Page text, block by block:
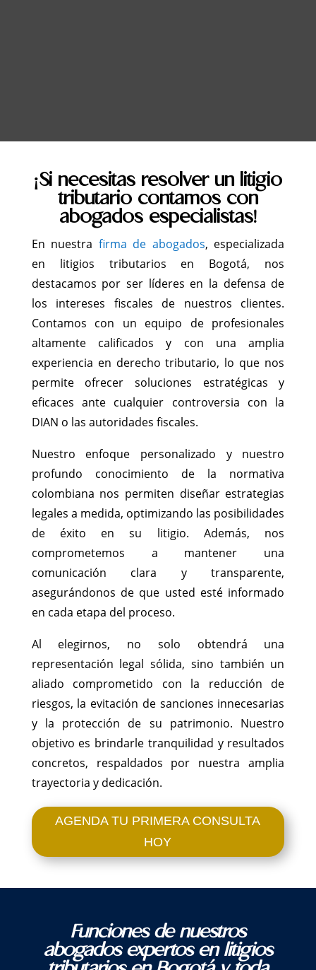
¡Si necesitas resolver un litigio
tributario contamos con
abogados especialistas!
En nuestra firma de abogados, especializada
en litigios tributarios en Bogotá, nos
destacamos por ser líderes en la defensa de
los intereses fiscales de nuestros clientes.
Contamos con un equipo de profesionales
altamente calificados y con una amplia
experiencia en derecho tributario, lo que nos
permite ofrecer soluciones estratégicas y
eficaces ante cualquier controversia con la
DIAN o las autoridades fiscales.
Nuestro enfoque personalizado y nuestro
profundo conocimiento de la normativa
colombiana nos permiten diseñar estrategias
legales a medida, optimizando las posibilidades
de éxito en su litigio. Además, nos
comprometemos a mantener una
comunicación clara y transparente,
asegurándonos de que usted esté informado
en cada etapa del proceso.
Al elegirnos, no solo obtendrá una
representación legal sólida, sino también un
aliado comprometido con la reducción de
riesgos, la evitación de sanciones innecesarias
y la protección de su patrimonio. Nuestro
objetivo es brindarle tranquilidad y resultados
concretos, respaldados por nuestra amplia
trayectoria y dedicación.
AGENDA TU PRIMERA CONSULTA
HOY
Funciones de nuestros
abogados expertos en litigios